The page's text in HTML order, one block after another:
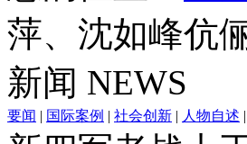
萍、沈如峰伉
新闻 NEWS
要闻 | 国际案例 | 社会创新 | 人物自述 |